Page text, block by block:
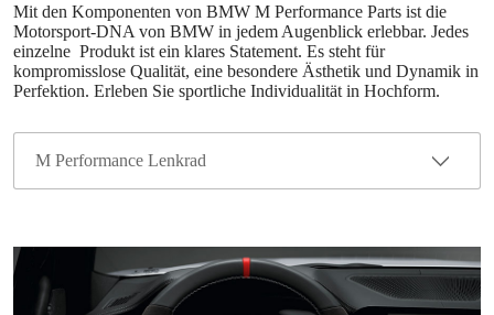
Mit den Komponenten von BMW M Performance Parts ist die
Motorsport-DNA von BMW in jedem Augenblick erlebbar. Jedes
einzelne Produkt ist ein klares Statement. Es steht für
kompromisslose Qualität, eine besondere Ästhetik und Dynamik in
Perfektion. Erleben Sie sportliche Individualität in Hochform.